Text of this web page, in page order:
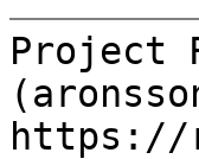
Project
https://